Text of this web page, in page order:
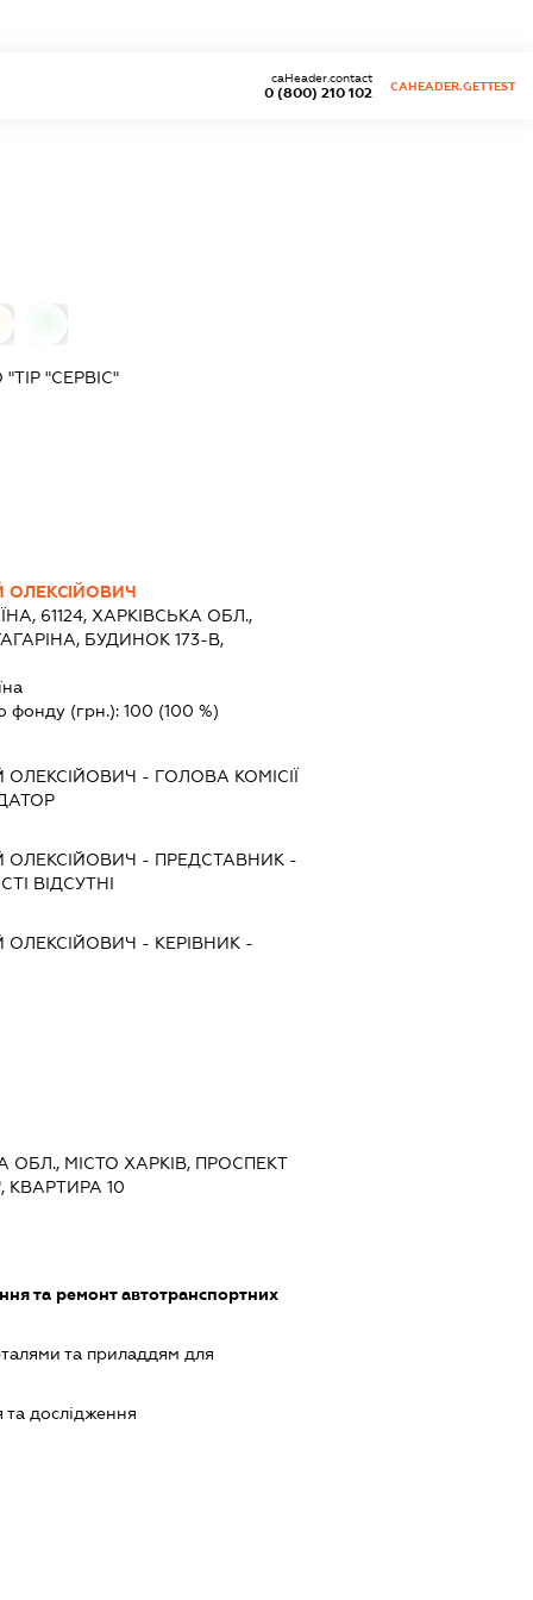
0 (800) 210 102
caHeader.contact
CAHEADER.GETTEST
"СЕРВІС"
ОЛЕКСІЙОВИЧ
61124, ХАРКІВСЬКА ОБЛ.,
БУДИНОК 173-В,
фонду (грн.): 100 (100 %)
ОЛЕКСІЙОВИЧ - ГОЛОВА КОМІСІЇ
ОЛЕКСІЙОВИЧ - ПРЕДСТАВНИК -
ВІДСУТНІ
ОЛЕКСІЙОВИЧ - КЕРІВНИК -
ОБЛ., МІСТО ХАРКІВ, ПРОСПЕКТ
КВАРТИРА 10
та ремонт автотранспортних
та приладдям для
та дослідження